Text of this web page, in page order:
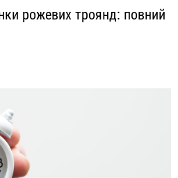
рожевих троянд: повний